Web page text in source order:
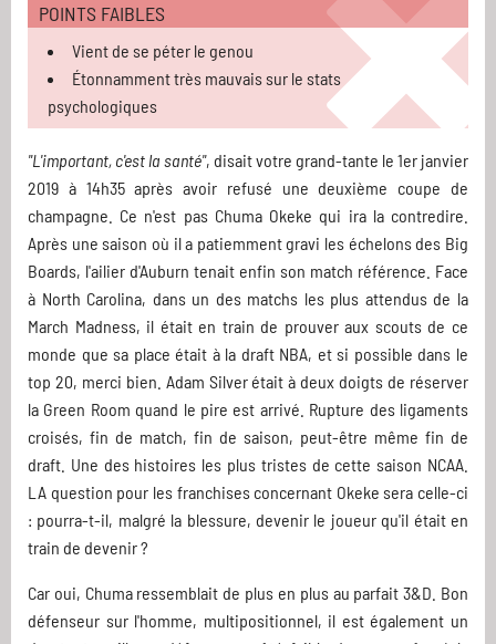
POINTS FAIBLES
Vient de se péter le genou
Étonnamment très mauvais sur le stats
psychologiques
"L'important, c'est la santé", disait votre grand-tante le 1er janvier
2019 à 14h35 après avoir refusé une deuxième coupe de
champagne. Ce n'est pas Chuma Okeke qui ira la contredire.
Après une saison où il a patiemment gravi les échelons des Big
Boards, l'ailier d'Auburn tenait enfin son match référence. Face
à North Carolina, dans un des matchs les plus attendus de la
March Madness, il était en train de prouver aux scouts de ce
monde que sa place était à la draft NBA, et si possible dans le
top 20, merci bien. Adam Silver était à deux doigts de réserver
la Green Room quand le pire est arrivé. Rupture des ligaments
croisés, fin de match, fin de saison, peut-être même fin de
draft. Une des histoires les plus tristes de cette saison NCAA.
LA question pour les franchises concernant Okeke sera celle-ci
: pourra-t-il, malgré la blessure, devenir le joueur qu'il était en
train de devenir ?
Car oui, Chuma ressemblait de plus en plus au parfait 3&D. Bon
défenseur sur l'homme, multipositionnel, il est également un